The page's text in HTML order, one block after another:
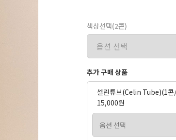
색상선택(2콘)
추가 구매 상품
셀린튜브(Celin Tube)(1
15,000원